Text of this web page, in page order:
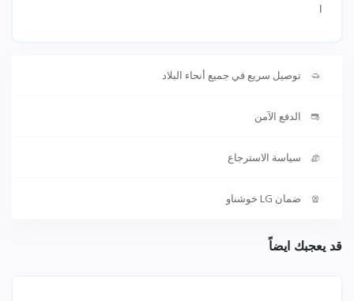
ا
توصيل سريع في جميع أنحاء البلاد
الدفع الآمن
سياسة الاسترجاع
ضمان LG خوشناو
قد يعجبك ايضاً